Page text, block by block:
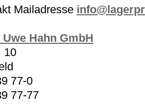
Mailadresse
Hahn GmbH
10
77-0
77-77